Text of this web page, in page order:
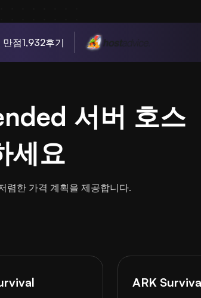
점1,932후기
서버 호스
세요
렴한 가격 계획을 제공합니다.
ARK